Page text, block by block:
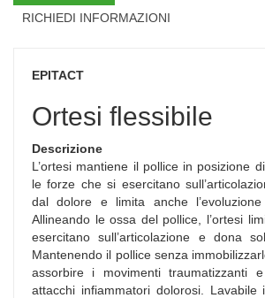
RICHIEDI INFORMAZIONI
EPITACT
Ortesi flessibile
Descrizione
L’ortesi mantiene il pollice in posizione
le forze che si esercitano
dal dolore e limita anche l’evoluzione
Allineando le ossa del pollice, l’ortesi
esercitano sull’articolazione e dona
Mantenendo il pollice senza
assorbire i movimenti traumatizzanti
attacchi infiammatori dolorosi. Lavabile